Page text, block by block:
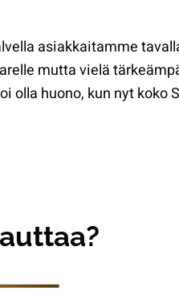
asiakkaitamme
mutta vielä
olla huono, kun nyt koko